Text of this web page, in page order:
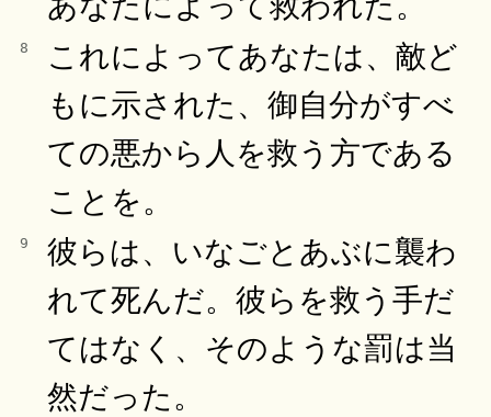
8
これによってあなたは、敵ど
もに示された、御自分がすべ
ての悪から人を救う方である
ことを。
9
彼らは、いなごとあぶに襲わ
れて死んだ。彼らを救う手だ
てはなく、そのような罰は当
然だった。